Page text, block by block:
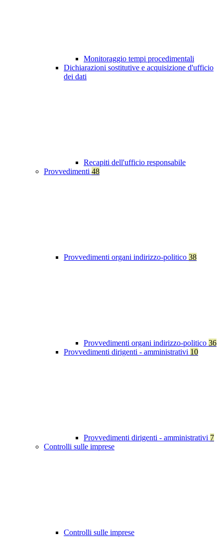
Monitoraggio tempi procedimentali
Dichiarazioni sostitutive e acquisizione d'ufficio
dei dati
Recapiti dell'ufficio responsabile
Provvedimenti 48
Provvedimenti organi indirizzo-politico 38
Provvedimenti organi indirizzo-politico 36
Provvedimenti dirigenti - amministrativi 10
Provvedimenti dirigenti - amministrativi 7
Controlli sulle imprese
Controlli sulle imprese